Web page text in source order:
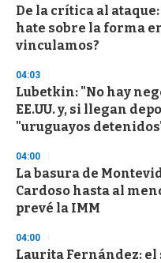
De la crítica al
hate sobre la forma
vinculamos?
04:03
Lubetkin: "No hay
EE.UU. y, si llegan
"uruguayos
04:00
La basura de
Cardoso hasta al
prevé la IMM
04:00
Laurita Fernández: el